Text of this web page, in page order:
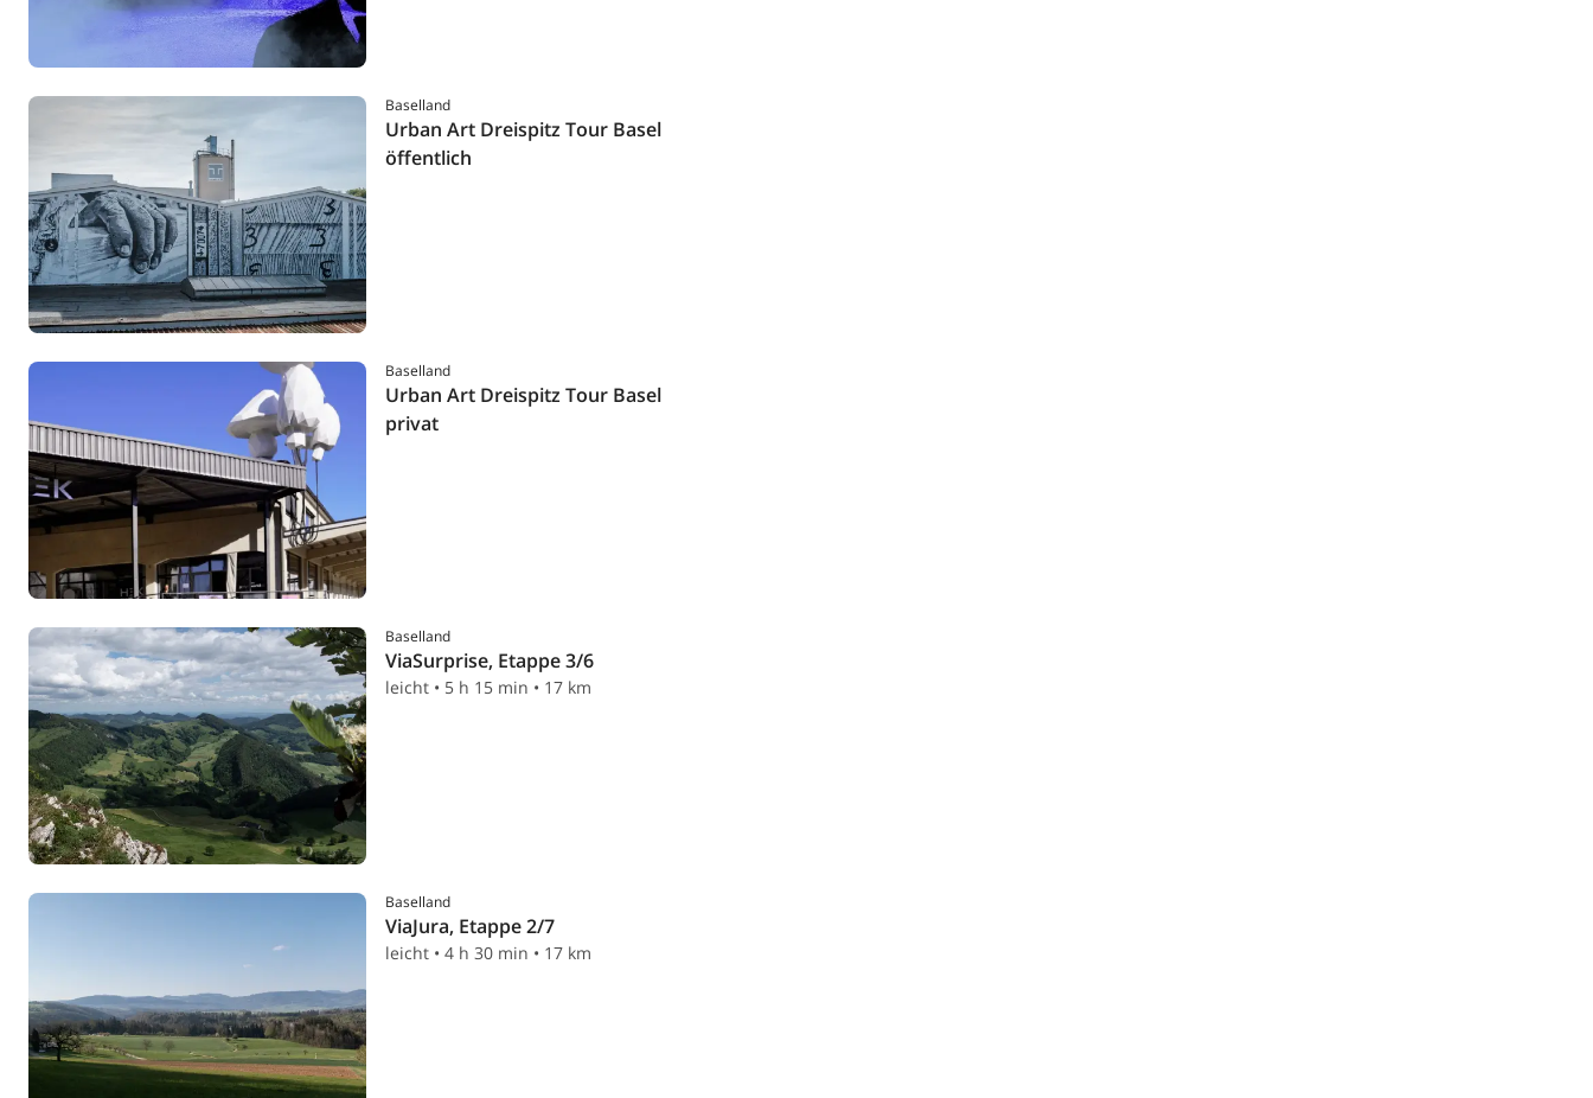
Baselland
Urban Art Dreispitz Tour Basel
öffentlich
Baselland
Urban Art Dreispitz Tour Basel
privat
Baselland
ViaSurprise, Etappe 3/6
leicht • 5 h 15 min • 17 km
Baselland
ViaJura, Etappe 2/7
leicht • 4 h 30 min • 17 km